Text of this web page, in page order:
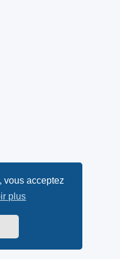
vous acceptez
plus